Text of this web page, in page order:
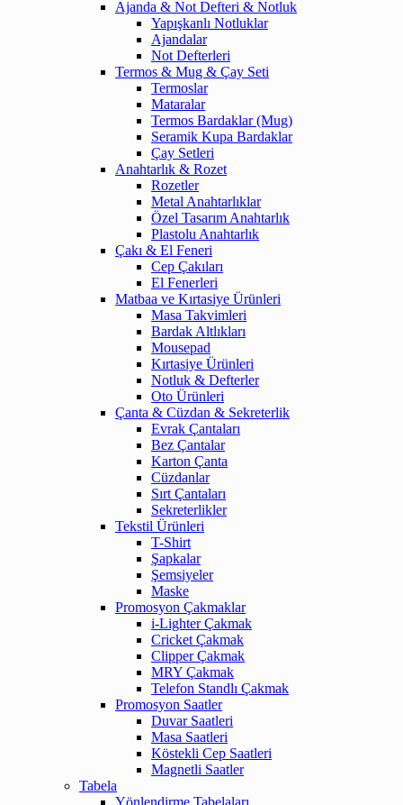
Ajanda & Not Defteri & Notluk
Yapışkanlı Notluklar
Ajandalar
Not Defterleri
Termos & Mug & Çay Seti
Termoslar
Mataralar
Termos Bardaklar (Mug)
Seramik Kupa Bardaklar
Çay Setleri
Anahtarlık & Rozet
Rozetler
Metal Anahtarlıklar
Özel Tasarım Anahtarlık
Plastolu Anahtarlık
Çakı & El Feneri
Cep Çakıları
El Fenerleri
Matbaa ve Kırtasiye Ürünleri
Masa Takvimleri
Bardak Altlıkları
Mousepad
Kırtasiye Ürünleri
Notluk & Defterler
Oto Ürünleri
Çanta & Cüzdan & Sekreterlik
Evrak Çantaları
Bez Çantalar
Karton Çanta
Cüzdanlar
Sırt Çantaları
Sekreterlikler
Tekstil Ürünleri
T-Shirt
Şapkalar
Şemsiyeler
Maske
Promosyon Çakmaklar
i-Lighter Çakmak
Cricket Çakmak
Clipper Çakmak
MRY Çakmak
Telefon Standlı Çakmak
Promosyon Saatler
Duvar Saatleri
Masa Saatleri
Köstekli Cep Saatleri
Magnetli Saatler
Tabela
Yönlendirme Tabelaları